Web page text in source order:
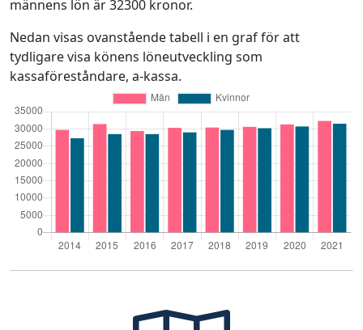
männens lön är 32300 kronor.
Nedan visas ovanstående tabell i en graf för att
tydligare visa könens löneutveckling som
kassaföreståndare, a-kassa.